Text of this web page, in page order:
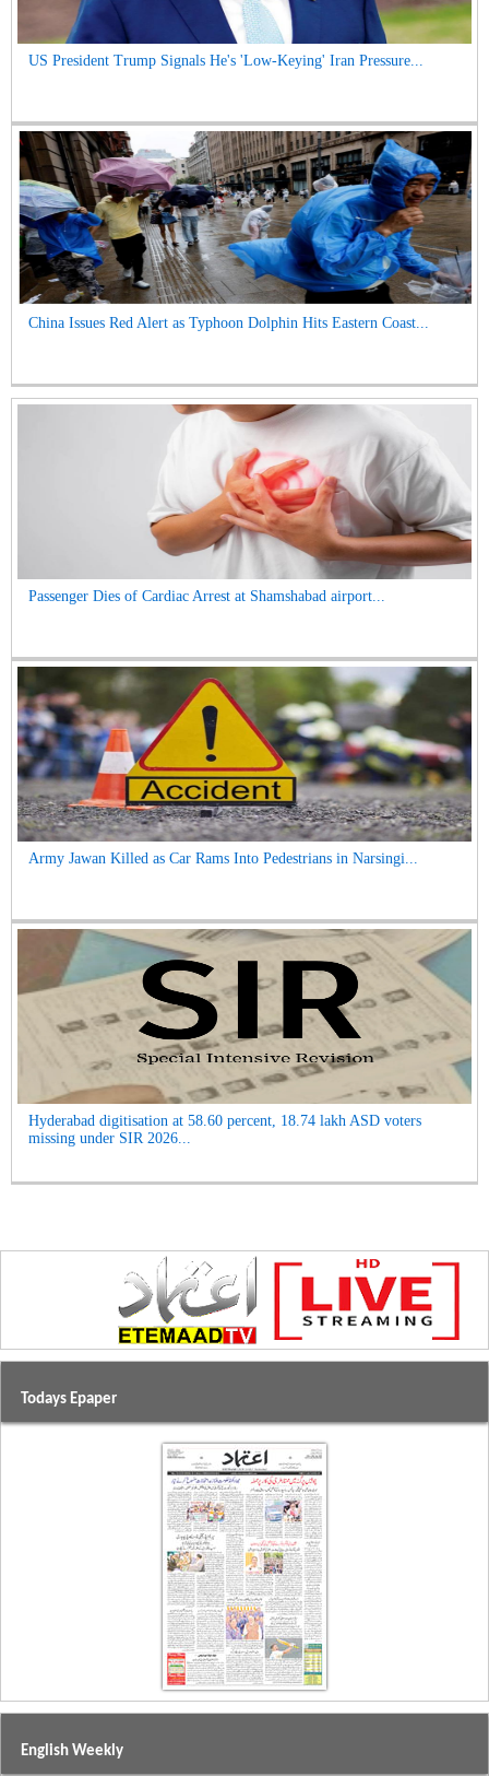
US President Trump Signals He's 'Low-Keying' Iran Pressure...
China Issues Red Alert as Typhoon Dolphin Hits Eastern Coast...
Passenger Dies of Cardiac Arrest at Shamshabad airport...
Army Jawan Killed as Car Rams Into Pedestrians in Narsingi...
Hyderabad digitisation at 58.60 percent, 18.74 lakh ASD voters
missing under SIR 2026...
Todays Epaper
English Weekly